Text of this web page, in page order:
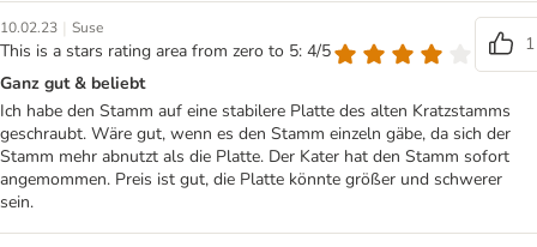
10.02.23 | Suse
This is a stars rating area from zero to 5: 4/5
1
Ganz gut & beliebt
Ich habe den Stamm auf eine stabilere Platte des alten Kratzstamms
geschraubt. Wäre gut, wenn es den Stamm einzeln gäbe, da sich der
Stamm mehr abnutzt als die Platte. Der Kater hat den Stamm sofort
angemommen. Preis ist gut, die Platte könnte größer und schwerer
sein.